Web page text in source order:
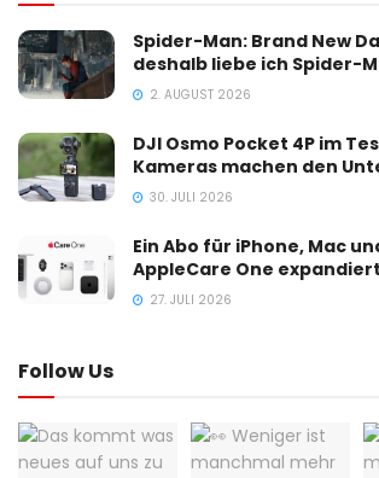
Spider-Man: Brand New
deshalb liebe ich Spider-
2. AUGUST 2026
DJI Osmo Pocket 4P im
Kameras machen den
30. JULI 2026
Ein Abo für iPhone, Mac
AppleCare One
27. JULI 2026
Follow Us